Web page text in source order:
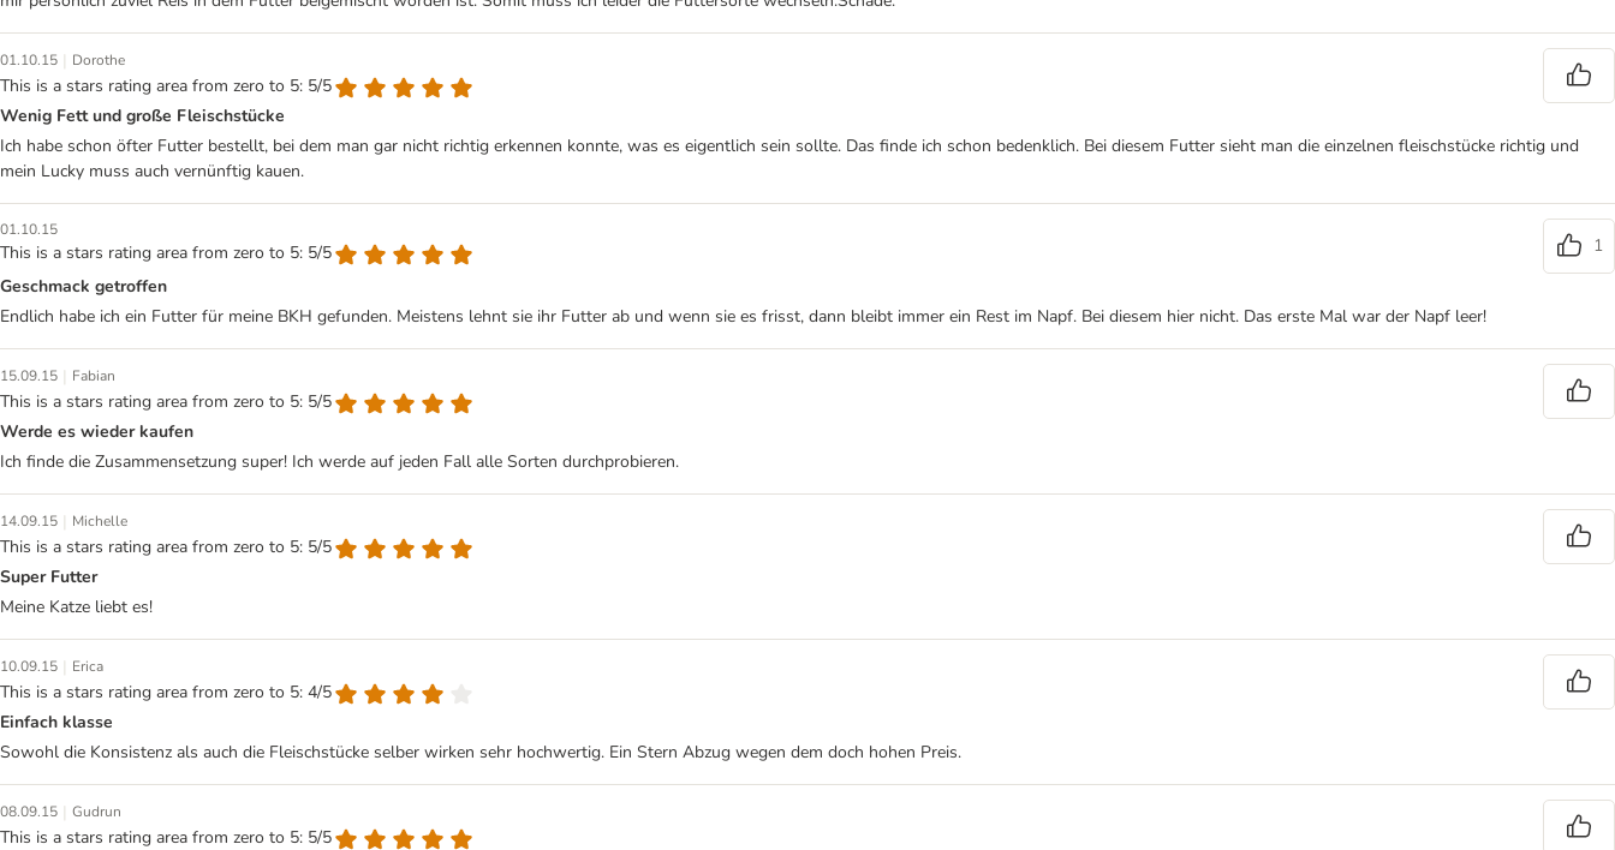
01.10.15 | Dorothe
This is a stars rating area from zero to 5: 5/5
Wenig Fett und große Fleischstücke
Ich habe schon öfter Futter bestellt, bei dem man gar nicht richtig erkennen konnte, was es eigentlich sein sollte. Das finde ich schon bedenklich. Bei diesem Futter sieht man die einzelnen fleischstücke richtig und
mein Lucky muss auch vernünftig kauen.
01.10.15
This is a stars rating area from zero to 5: 5/5
1
Geschmack getroffen
Endlich habe ich ein Futter für meine BKH gefunden. Meistens lehnt sie ihr Futter ab und wenn sie es frisst, dann bleibt immer ein Rest im Napf. Bei diesem hier nicht. Das erste Mal war der Napf leer!
15.09.15 | Fabian
This is a stars rating area from zero to 5: 5/5
Werde es wieder kaufen
Ich finde die Zusammensetzung super! Ich werde auf jeden Fall alle Sorten durchprobieren.
14.09.15 | Michelle
This is a stars rating area from zero to 5: 5/5
Super Futter
Meine Katze liebt es!
10.09.15 | Erica
This is a stars rating area from zero to 5: 4/5
Einfach klasse
Sowohl die Konsistenz als auch die Fleischstücke selber wirken sehr hochwertig. Ein Stern Abzug wegen dem doch hohen Preis.
08.09.15 | Gudrun
This is a stars rating area from zero to 5: 5/5